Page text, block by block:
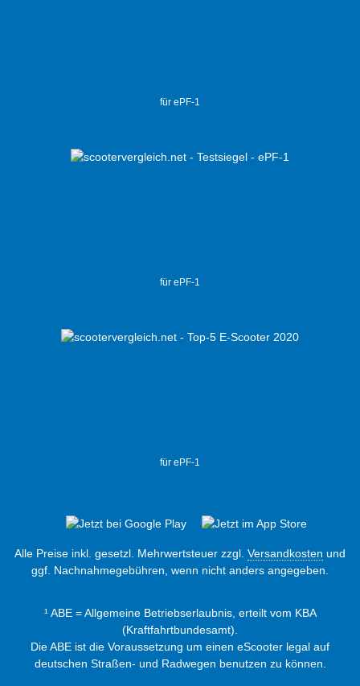
für ePF-1
für ePF-1
für ePF-1
Alle Preise inkl. gesetzl. Mehrwertsteuer zzgl. Versandkosten und
ggf. Nachnahmegebühren, wenn nicht anders angegeben.
¹ ABE = Allgemeine Betriebserlaubnis, erteilt vom KBA
(Kraftfahrtbundesamt).
Die ABE ist die Voraussetzung um einen eScooter legal auf
deutschen Straßen- und Radwegen benutzen zu können.